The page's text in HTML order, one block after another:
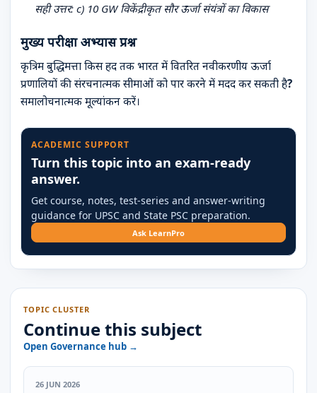
सही उत्तर: c) 10 GW विकेंद्रीकृत सौर ऊर्जा संयंत्रों का विकास
मुख्य परीक्षा अभ्यास प्रश्न
कृत्रिम बुद्धिमत्ता किस हद तक भारत में वितरित नवीकरणीय ऊर्जा
प्रणालियों की संरचनात्मक सीमाओं को पार करने में मदद कर सकती है?
समालोचनात्मक मूल्यांकन करें।
ACADEMIC SUPPORT
Turn this topic into an exam-ready
answer.
Get course, notes, test-series and answer-writing
guidance for UPSC and State PSC preparation.
Ask LearnPro
TOPIC CLUSTER
Continue this subject
Open Governance hub →
26 JUN 2026